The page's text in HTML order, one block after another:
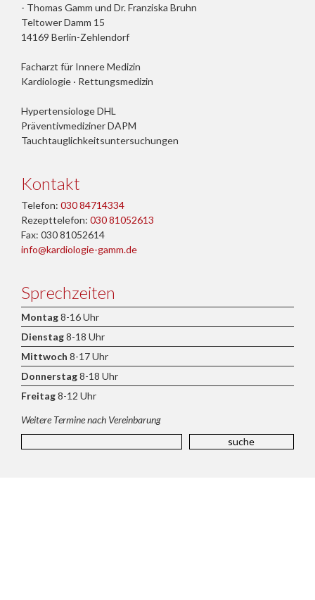
- Thomas Gamm und Dr. Franziska Bruhn
Teltower Damm 15
14169 Berlin-Zehlendorf
Facharzt für Innere Medizin
Kardiologie · Rettungsmedizin
Hypertensiologe DHL
Präventivmediziner DAPM
Tauchtauglichkeitsuntersuchungen
Kontakt
Telefon: 030 84714334
Rezepttelefon: 030 81052613
Fax: 030 81052614
info@kardiologie-gamm.de
Sprechzeiten
Montag8-16 Uhr
Dienstag8-18 Uhr
Mittwoch 8-17 Uhr
Donnerstag8-18 Uhr
Freitag8-12 Uhr
Weitere Termine nach Vereinbarung